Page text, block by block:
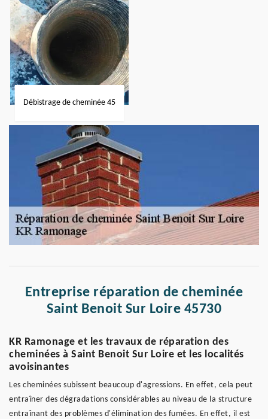
Débistrage de cheminée 45
Entreprise réparation de cheminée
Saint Benoit Sur Loire 45730
KR Ramonage et les travaux de réparation des
cheminées à Saint Benoit Sur Loire et les localités
avoisinantes
Les cheminées subissent beaucoup d'agressions. En effet, cela peut
entraîner des dégradations considérables au niveau de la structure
entraînant des problèmes d'élimination des fumées. En effet, il est